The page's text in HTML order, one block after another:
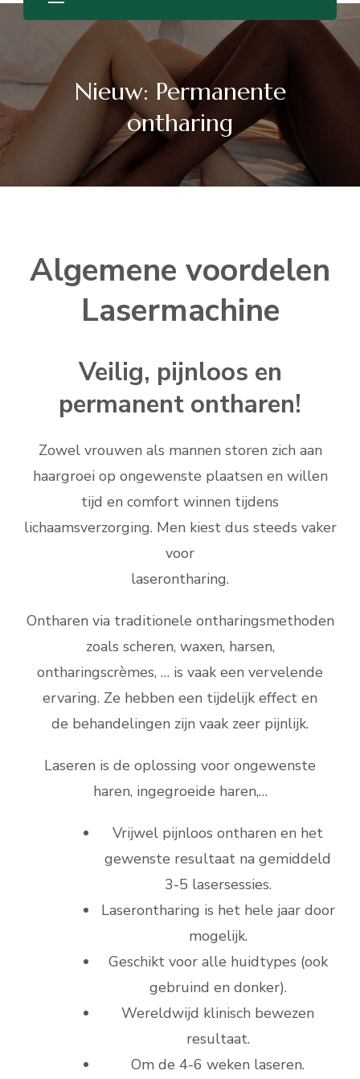
Nieuw: Permanente
ontharing
Algemene voordelen
Lasermachine
Veilig, pijnloos en
permanent ontharen!
Zowel vrouwen als mannen storen zich aan
haargroei op ongewenste plaatsen en willen
tijd en comfort winnen tijdens
lichaamsverzorging. Men kiest dus steeds vaker
voor
laserontharing.
Ontharen via traditionele ontharingsmethoden
zoals scheren, waxen, harsen,
ontharingscrèmes, … is vaak een vervelende
ervaring. Ze hebben een tijdelijk effect en
de behandelingen zijn vaak zeer pijnlijk.
Laseren is de oplossing voor ongewenste
haren, ingegroeide haren,…
Vrijwel pijnloos ontharen en het
gewenste resultaat na gemiddeld
3-5 lasersessies.
Laserontharing is het hele jaar door
mogelijk.
Geschikt voor alle huidtypes (ook
gebruind en donker).
Wereldwijd klinisch bewezen
resultaat.
Om de 4-6 weken laseren.